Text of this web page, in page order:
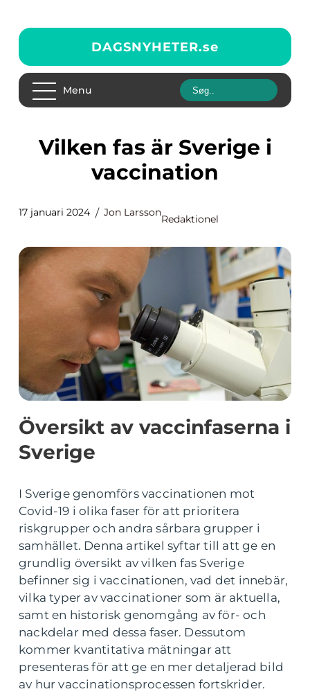
DAGSNYHETER.se
Menu
Vilken fas är Sverige i
vaccination
17 januari 2024 Jon Larsson
Redaktionel
Översikt av vaccinfaserna i
Sverige
I Sverige genomförs vaccinationen mot
Covid-19 i olika faser för att prioritera
riskgrupper och andra sårbara grupper i
samhället. Denna artikel syftar till att ge en
grundlig översikt av vilken fas Sverige
befinner sig i vaccinationen, vad det innebär,
vilka typer av vaccinationer som är aktuella,
samt en historisk genomgång av för- och
nackdelar med dessa faser. Dessutom
kommer kvantitativa mätningar att
presenteras för att ge en mer detaljerad bild
av hur vaccinationsprocessen fortskrider.